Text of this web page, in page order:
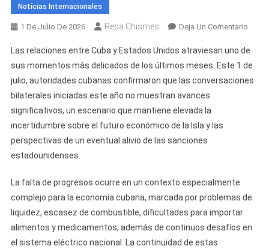
Notícias Internacionales
1 De Julio De 2026 Repa Chismes Deja Un ComentarioEn
El
La
Las relaciones entre Cuba y Estados Unidos atraviesan uno de
sus momentos más delicados de los últimos meses. Este 1 de
julio, autoridades cubanas confirmaron que las conversaciones
bilaterales iniciadas este año no muestran avances
significativos, un escenario que mantiene elevada la
incertidumbre sobre el futuro económico de la Isla y las
perspectivas de un eventual alivio de las sanciones
estadounidenses.
La falta de progresos ocurre en un contexto especialmente
complejo para la economía cubana, marcada por problemas de
liquidez, escasez de combustible, dificultades para importar
alimentos y medicamentos, además de continuos desafíos en
el sistema eléctrico nacional. La continuidad de estas